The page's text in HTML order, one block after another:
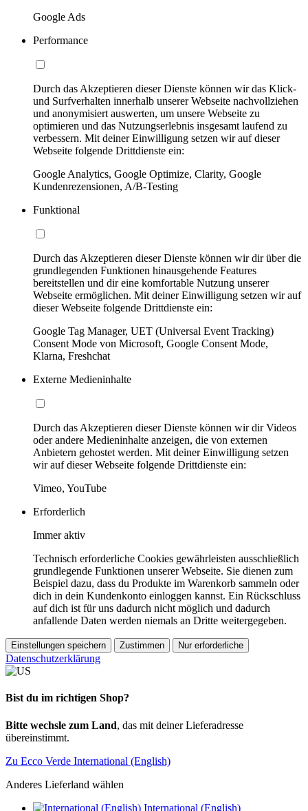
Google Ads
Performance
Durch das Akzeptieren dieser Dienste können wir das Klick-
und Surfverhalten innerhalb unserer Webseite nachvollziehen
und anonymisiert auswerten, um unsere Webseite zu
optimieren und das Nutzungserlebnis insgesamt laufend zu
verbessern. Mit deiner Einwilligung setzen wir auf dieser
Webseite folgende Drittdienste ein:
Google Analytics, Google Optimize, Clarity, Google
Kundenrezensionen, A/B-Testing
Funktional
Durch das Akzeptieren dieser Dienste können wir dir über die
grundlegenden Funktionen hinausgehende Features
bereitstellen und dir eine komfortable Nutzung unserer
Webseite ermöglichen. Mit deiner Einwilligung setzen wir auf
dieser Webseite folgende Drittdienste ein:
Google Tag Manager, UET (Universal Event Tracking)
Consent Mode von Microsoft, Google Consent Mode,
Klarna, Freshchat
Externe Medieninhalte
Durch das Akzeptieren dieser Dienste können wir dir Videos
oder andere Medieninhalte anzeigen, die von externen
Anbietern gehostet werden. Mit deiner Einwilligung setzen
wir auf dieser Webseite folgende Drittdienste ein:
Vimeo, YouTube
Erforderlich
Immer aktiv
Technisch erforderliche Cookies gewährleisten ausschließlich
grundlegende Funktionen unserer Webseite. Sie dienen zum
Beispiel dazu, dass du Produkte im Warenkorb sammeln oder
dich in dein Kundenkonto einloggen kannst. Ein Rückschluss
auf dich ist für uns dadurch nicht möglich und dadurch
anfallende Daten werden niemals an Dritte weitergegeben.
Einstellungen speichern Zustimmen Nur erforderliche
Datenschutzerklärung
Bist du im richtigen Shop?
Bitte wechsle zum Land, das mit deiner Lieferadresse
übereinstimmt.
Zu Ecco Verde International (English)
Anderes Lieferland wählen
International (English)